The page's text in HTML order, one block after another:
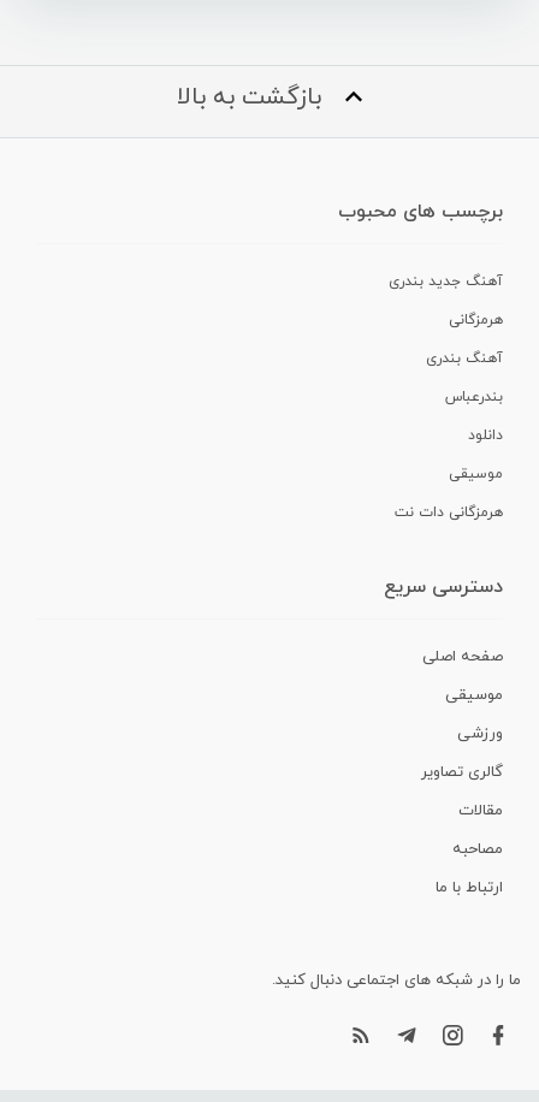
بازگشت به بالا
برچسب های محبوب
آهنگ جدید بندری
هرمزگانی
آهنگ بندری
بندرعباس
دانلود
موسیقی
هرمزگانی دات نت
دسترسی سریع
صفحه اصلی
موسیقی
ورزشی
گالری تصاویر
مقالات
مصاحبه
ارتباط با ما
ما را در شبکه های اجتماعی دنبال کنید.